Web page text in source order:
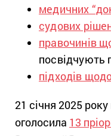
медичних
судових
правочинів
посвідчують
підходів
21 січня 2025
оголосила 13